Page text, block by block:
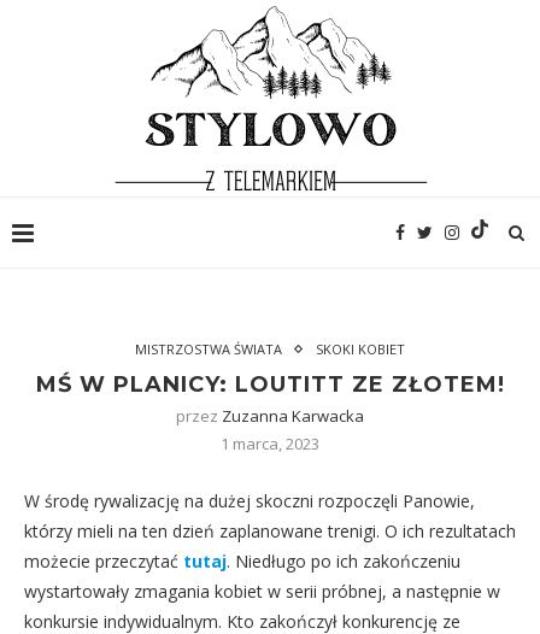
MISTRZOSTWA ŚWIATA SKOKI KOBIET
MŚ W PLANICY: LOUTITT ZE ZŁOTEM!
przez Zuzanna Karwacka
1 marca, 2023
W środę rywalizację na dużej skoczni rozpoczęli Panowie,
którzy mieli na ten dzień zaplanowane trenigi. O ich rezultatach
możecie przeczytać tutaj. Niedługo po ich zakończeniu
wystartowały zmagania kobiet w serii próbnej, a następnie w
konkursie indywidualnym. Kto zakończył konkurencję ze